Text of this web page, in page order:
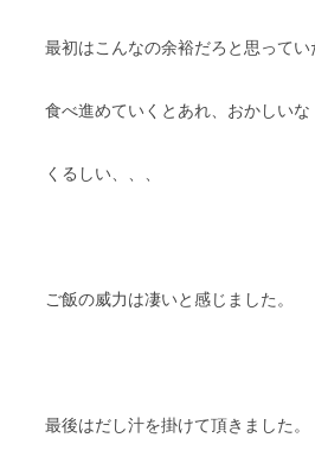
最初はこんなの余裕だろと思ってい
食べ進めていくとあれ、おかしいな
くるしい、、、
ご飯の威力は凄いと感じました。
最後はだし汁を掛けて頂きました。